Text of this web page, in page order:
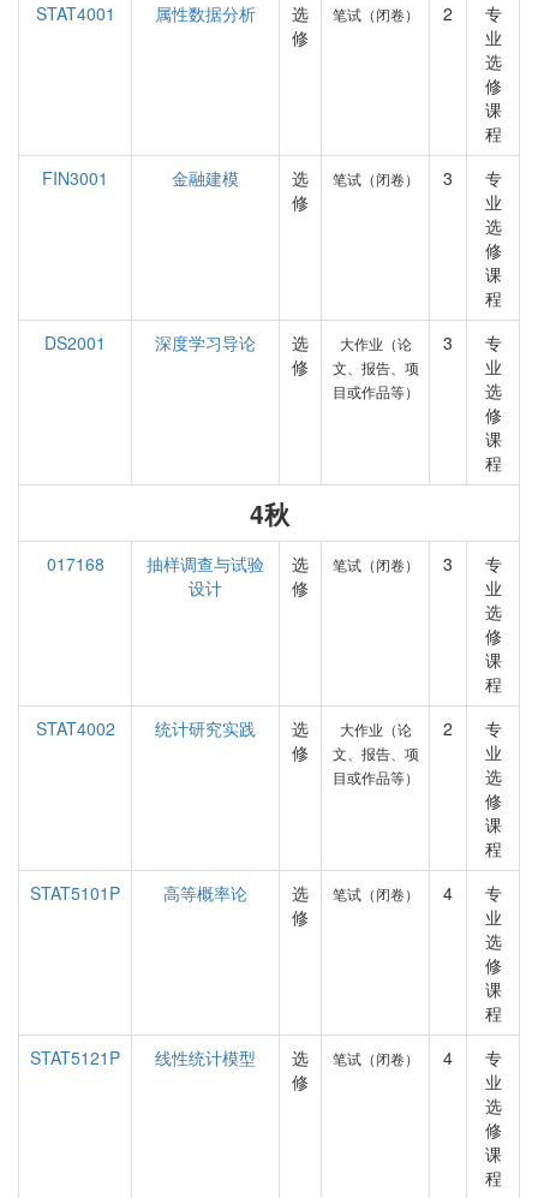
STAT4001
属性数据分析
选
修
笔试（闭卷） 2
专
业
选
修
课
程
FIN3001
金融建模
选
修
笔试（闭卷） 3
专
业
选
修
课
程
DS2001
深度学习导论
选
修
大作业（论
文、报告、项
目或作品等）
3
专
业
选
修
课
程
4秋
017168
抽样调查与试验
设计
选
修
笔试（闭卷） 3
专
业
选
修
课
程
STAT4002
统计研究实践
选
修
大作业（论
文、报告、项
目或作品等）
2
专
业
选
修
课
程
STAT5101P
高等概率论
选
修
笔试（闭卷） 4
专
业
选
修
课
程
STAT5121P
线性统计模型
选
修
笔试（闭卷） 4
专
业
选
修
课
程